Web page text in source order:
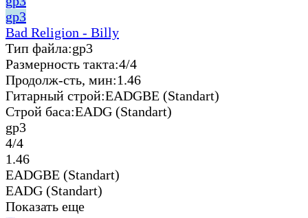
gp3
Bad Religion - Billy
Тип файла:gp3
Размерность такта:4/4
Продолж-сть, мин:1.46
Гитарный строй:EADGBE (Standart)
Строй баса:EADG (Standart)
gp3
4/4
1.46
EADGBE (Standart)
EADG (Standart)
Показать еще